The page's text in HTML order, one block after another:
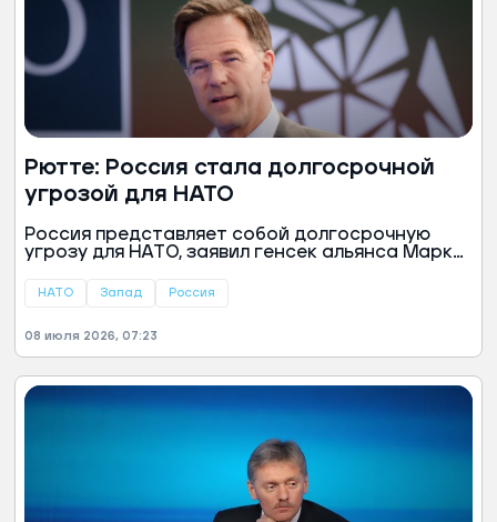
Рютте: Россия стала долгосрочной
угрозой для НАТО
Россия представляет собой долгосрочную
угрозу для НАТО, заявил генсек альянса Марк
страны-участники признать этот факт и
НАТО Запад Россия
08 июля 2026, 07:23